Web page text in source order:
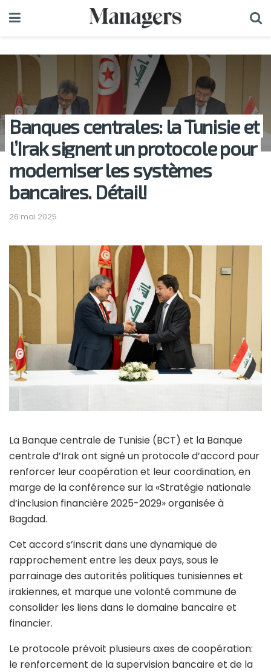
Banques centrales: la Tunisie et
l’Irak signent un protocole pour
moderniser les systèmes
bancaires. Détail!
26 mai 2025
La Banque centrale de Tunisie (BCT) et la Banque
centrale d’Irak ont signé un protocole d’accord pour
renforcer leur coopération et leur coordination, en
marge de la conférence sur la «Stratégie nationale
d’inclusion financière 2025-2029» organisée à
Bagdad.
Cet accord s’inscrit dans une dynamique de
rapprochement entre les deux pays, sous le
parrainage des autorités politiques tunisiennes et
irakiennes, et marque une volonté commune de
consolider les liens dans le domaine bancaire et
financier.
Le protocole prévoit plusieurs axes de coopération:
le renforcement de la supervision bancaire et de la